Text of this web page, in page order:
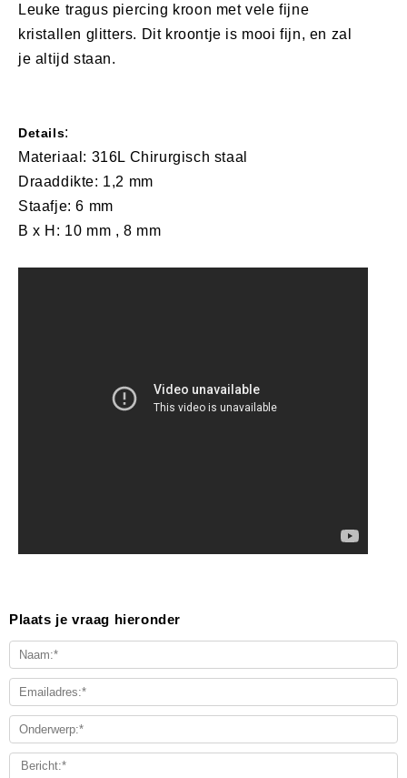
Leuke tragus piercing kroon met vele fijne
kristallen glitters. Dit kroontje is mooi fijn, en zal
je altijd staan.
Details:
Materiaal: 316L Chirurgisch staal
Draaddikte: 1,2 mm
Staafje: 6 mm
​B x H: 10 mm , 8 mm
Plaats je vraag hieronder